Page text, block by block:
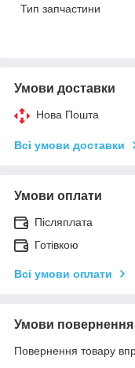
Тип запчастини
Умови доставки
Нова Пошта
Всі умови доставки
Умови оплати
Післяплата
Готівкою
Всі умови оплати
Умови повернення
Повернення товару